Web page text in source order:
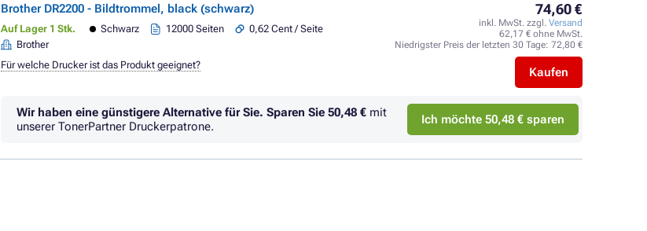
Brother DR2200 - Bildtrommel, black (schwarz)
Auf Lager 1 Stk. Schwarz 12000 Seiten
0,62 Cent / Seite
Brother
74,60 €
inkl. MwSt. zzgl. Versand
62,17 € ohne MwSt.
Niedrigster Preis der letzten 30 Tage: 72,80 €
Kaufen
Für welche Drucker ist das Produkt geeignet?
Wir haben eine günstigere Alternative für Sie. Sparen Sie 50,48 € mit
unserer TonerPartner Druckerpatrone.
Ich möchte 50,48 € sparen